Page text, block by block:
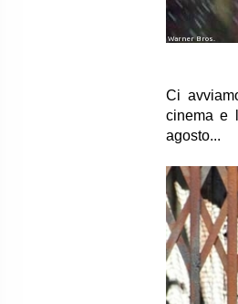
Warner Bros.
Ci
cinema e
agosto...